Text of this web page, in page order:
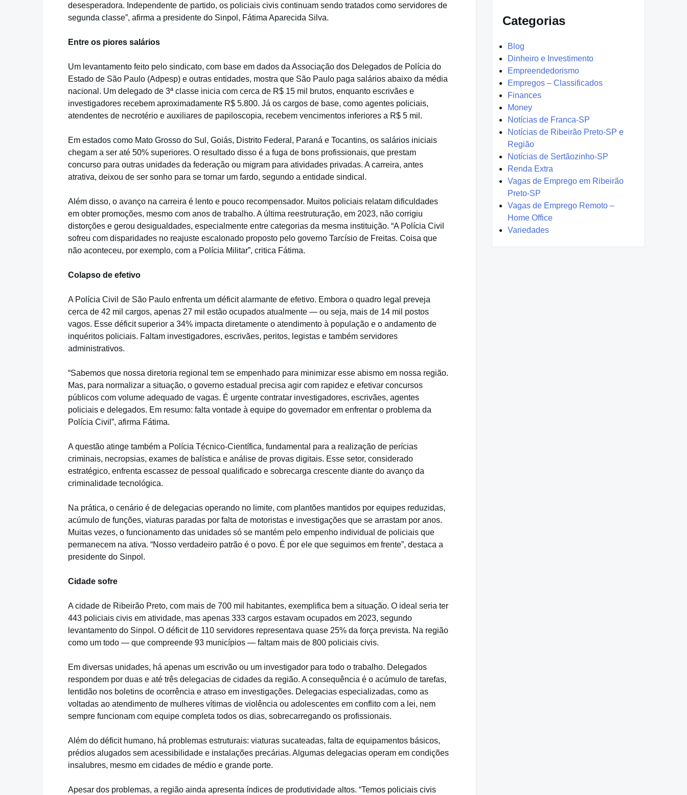
desesperadora. Independente de partido, os policiais civis continuam sendo tratados como servidores de
segunda classe”, afirma a presidente do Sinpol, Fátima Aparecida Silva.
Entre os piores salários
Um levantamento feito pelo sindicato, com base em dados da Associação dos Delegados de Polícia do
Estado de São Paulo (Adpesp) e outras entidades, mostra que São Paulo paga salários abaixo da média
nacional. Um delegado de 3ª classe inicia com cerca de R$ 15 mil brutos, enquanto escrivães e
investigadores recebem aproximadamente R$ 5.800. Já os cargos de base, como agentes policiais,
atendentes de necrotério e auxiliares de papiloscopia, recebem vencimentos inferiores a R$ 5 mil.
Em estados como Mato Grosso do Sul, Goiás, Distrito Federal, Paraná e Tocantins, os salários iniciais
chegam a ser até 50% superiores. O resultado disso é a fuga de bons profissionais, que prestam
concurso para outras unidades da federação ou migram para atividades privadas. A carreira, antes
atrativa, deixou de ser sonho para se tornar um fardo, segundo a entidade sindical.
Além disso, o avanço na carreira é lento e pouco recompensador. Muitos policiais relatam dificuldades
em obter promoções, mesmo com anos de trabalho. A última reestruturação, em 2023, não corrigiu
distorções e gerou desigualdades, especialmente entre categorias da mesma instituição. “A Polícia Civil
sofreu com disparidades no reajuste escalonado proposto pelo governo Tarcísio de Freitas. Coisa que
não aconteceu, por exemplo, com a Polícia Militar”, critica Fátima.
Colapso de efetivo
A Polícia Civil de São Paulo enfrenta um déficit alarmante de efetivo. Embora o quadro legal preveja
cerca de 42 mil cargos, apenas 27 mil estão ocupados atualmente — ou seja, mais de 14 mil postos
vagos. Esse déficit superior a 34% impacta diretamente o atendimento à população e o andamento de
inquéritos policiais. Faltam investigadores, escrivães, peritos, legistas e também servidores
administrativos.
“Sabemos que nossa diretoria regional tem se empenhado para minimizar esse abismo em nossa região.
Mas, para normalizar a situação, o governo estadual precisa agir com rapidez e efetivar concursos
públicos com volume adequado de vagas. É urgente contratar investigadores, escrivães, agentes
policiais e delegados. Em resumo: falta vontade à equipe do governador em enfrentar o problema da
Polícia Civil”, afirma Fátima.
A questão atinge também a Polícia Técnico-Científica, fundamental para a realização de perícias
criminais, necropsias, exames de balística e análise de provas digitais. Esse setor, considerado
estratégico, enfrenta escassez de pessoal qualificado e sobrecarga crescente diante do avanço da
criminalidade tecnológica.
Na prática, o cenário é de delegacias operando no limite, com plantões mantidos por equipes reduzidas,
acúmulo de funções, viaturas paradas por falta de motoristas e investigações que se arrastam por anos.
Muitas vezes, o funcionamento das unidades só se mantém pelo empenho individual de policiais que
permanecem na ativa. “Nosso verdadeiro patrão é o povo. É por ele que seguimos em frente”, destaca a
presidente do Sinpol.
Cidade sofre
A cidade de Ribeirão Preto, com mais de 700 mil habitantes, exemplifica bem a situação. O ideal seria ter
443 policiais civis em atividade, mas apenas 333 cargos estavam ocupados em 2023, segundo
levantamento do Sinpol. O déficit de 110 servidores representava quase 25% da força prevista. Na região
como um todo — que compreende 93 municípios — faltam mais de 800 policiais civis.
Em diversas unidades, há apenas um escrivão ou um investigador para todo o trabalho. Delegados
respondem por duas e até três delegacias de cidades da região. A consequência é o acúmulo de tarefas,
lentidão nos boletins de ocorrência e atraso em investigações. Delegacias especializadas, como as
voltadas ao atendimento de mulheres vítimas de violência ou adolescentes em conflito com a lei, nem
sempre funcionam com equipe completa todos os dias, sobrecarregando os profissionais.
Além do déficit humano, há problemas estruturais: viaturas sucateadas, falta de equipamentos básicos,
prédios alugados sem acessibilidade e instalações precárias. Algumas delegacias operam em condições
insalubres, mesmo em cidades de médio e grande porte.
Apesar dos problemas, a região ainda apresenta índices de produtividade altos. “Temos policiais civis
Categorias
Blog
Dinheiro e Investimento
Empreendedorismo
Empregos – Classificados
Finances
Money
Notícias de Franca-SP
Notícias de Ribeirão Preto-SP e
Região
Notícias de Sertãozinho-SP
Renda Extra
Vagas de Emprego em Ribeirão
Preto-SP
Vagas de Emprego Remoto –
Home Office
Variedades